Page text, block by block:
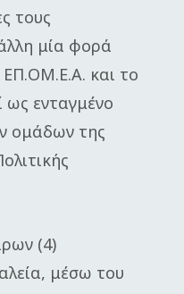
τους
μία φορά
και το
ως ενταγμένο
ομάδων της
(4)
μέσω του